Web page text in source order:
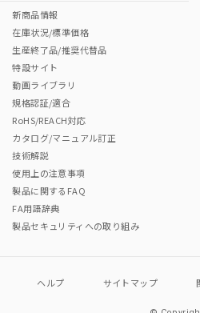
新商品情報
在庫状況/標準価格
生産終了品/推奨代替品
特設サイト
動画ライブラリ
規格認証/適合
RoHS/REACH対応
カタログ/マニュアル訂正
技術解説
使用上の注意事項
製品に関するFAQ
FA用語辞典
製品セキュリティへの取り組み
ヘルプ サイトマップ